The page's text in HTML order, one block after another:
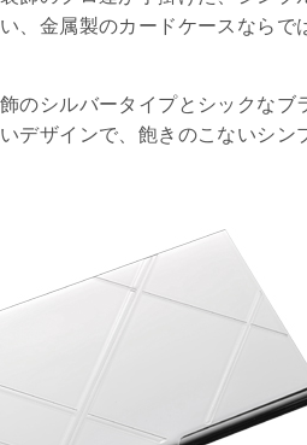
、金属製のカードケースならで
のシルバータイプとシックな
デザインで、飽きのこないシン